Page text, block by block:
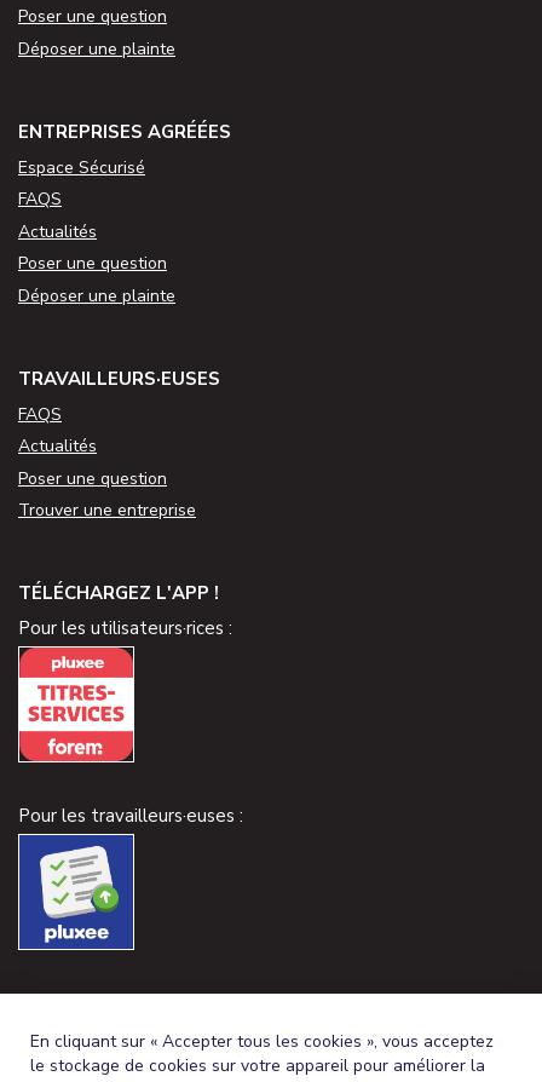
Poser une question
Déposer une plainte
ENTREPRISES AGRÉÉES
Espace Sécurisé
FAQS
Actualités
Poser une question
Déposer une plainte
TRAVAILLEURS·EUSES
FAQS
Actualités
Poser une question
Trouver une entreprise
TÉLÉCHARGEZ L'APP !
Pour les utilisateurs·rices :
Pour les travailleurs·euses :
En cliquant sur « Accepter tous les cookies », vous acceptez
le stockage de cookies sur votre appareil pour améliorer la